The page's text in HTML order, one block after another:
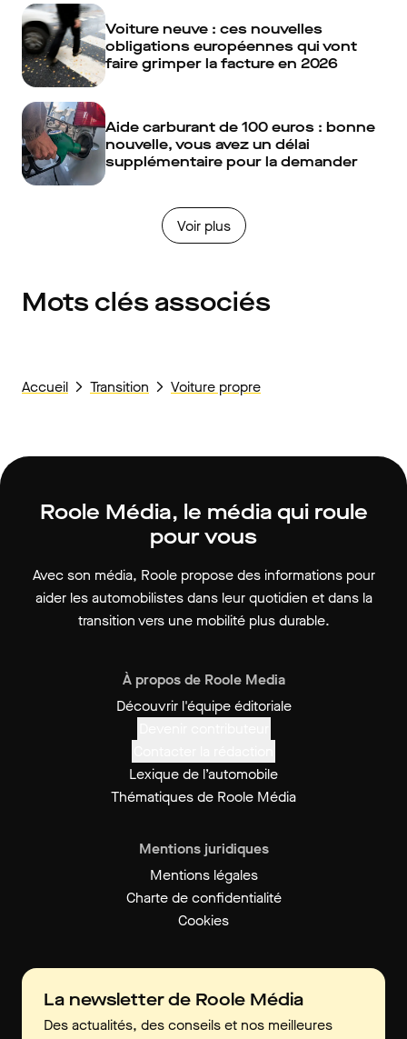
Voiture neuve : ces nouvelles
obligations européennes qui vont
faire grimper la facture en 2026
Aide carburant de 100 euros : bonne
nouvelle, vous avez un délai
supplémentaire pour la demander
Voir plus
Mots clés associés
Accueil Transition Voiture propre
Roole Média, le média qui roule
pour vous
Avec son média, Roole propose des informations pour
aider les automobilistes dans leur quotidien et dans la
transition vers une mobilité plus durable.
À propos de Roole Media
Découvrir l'équipe éditoriale
Lexique de l’automobile
Thématiques de Roole Média
Mentions juridiques
Mentions légales
Charte de confidentialité
Cookies
La newsletter de Roole Média
Des actualités, des conseils et nos meilleures